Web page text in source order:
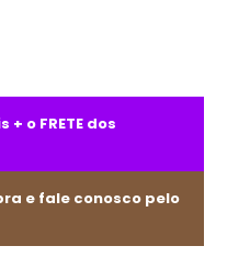
o FRETE dos
e fale conosco pelo